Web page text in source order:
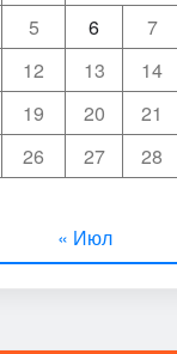
5 6 7
12 13 14
19 20 21
26 27 28
« Июл